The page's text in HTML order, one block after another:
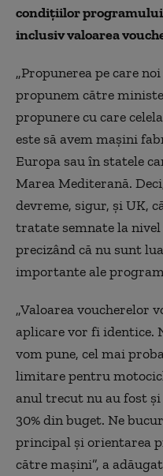
condițiilor programului
inclusiv valoarea
„Propunerea pe care
propunem către
propunere cu care
este să avem maşini
Europa sau în statele
Marea Mediterană.
devreme, sigur, şi UK,
tratate semnate la nivel
precizând că nu sunt
importante ale
„Valoarea voucherelor
aplicare vor fi identice.
vom pune, cel mai
limitare pentru
anul trecut nu au fost şi
30% din buget. Ne
principal şi orientarea
către maşini”, a